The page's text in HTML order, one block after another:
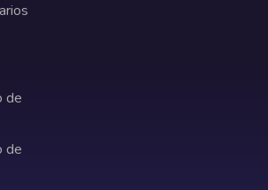
de
de